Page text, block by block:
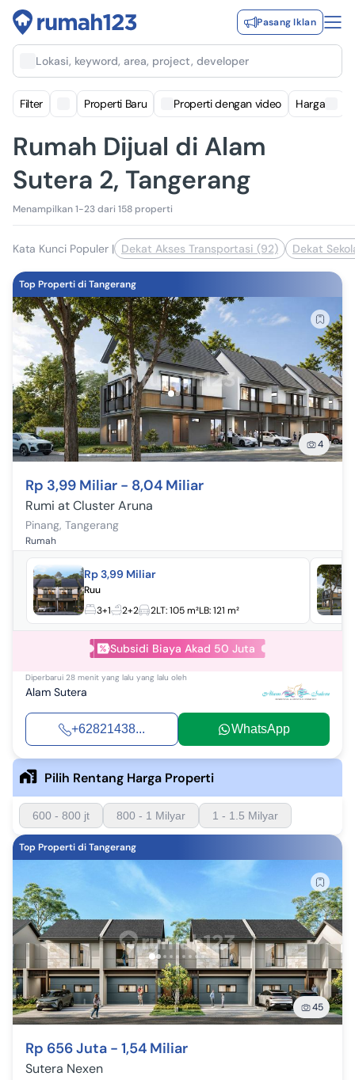
Pasang Iklan
Lokasi, keyword, area, project, developer
Filter Properti Baru Properti dengan video Harga
Rumah Dijual di Alam
Sutera 2, Tangerang
Menampilkan 1-23 dari 158 properti
Kata Kunci Populer | Dekat Akses Transportasi (92) Dekat
Top Properti di Tangerang
4
Rp 3,99 Miliar - 8,04 Miliar
Rumi at Cluster Aruna
Pinang, Tangerang
Rumah
Rp 3,99 Miliar
Ruu
3+1
2+2 2LT:105 m²LB:121 m²
Subsidi Biaya Akad 50 Juta
Diperbarui 28 menit yang lalu yang lalu oleh
Alam Sutera
+62821438... WhatsApp
Pilih Rentang Harga Properti
600 - 800 jt 800 - 1 Milyar 1 - 1.5 Milyar
Top Properti di Tangerang
45
Rp 656 Juta - 1,54 Miliar
Sutera Nexen